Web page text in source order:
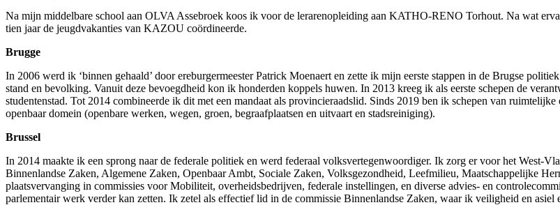
Na mijn middelbare school aan OLVA Assebroek koos ik voor de lerarenopleiding aan KATHO-RENO Torhout. Na wat
tien jaar de jeugdvakanties van KAZOU coördineerde.
Brugge
In 2006 werd ik ‘binnen gehaald’ door ereburgermeester Patrick Moenaert en zette ik mijn eerste stappen in de Brugse
stand en bevolking. Vanuit deze bevoegdheid kon ik honderden koppels huwen. In 2013 kreeg ik als eerste schepen de
studentenstad. Tot 2014 combineerde ik dit met een mandaat als provincieraadslid. Sinds 2019 ben ik schepen van
openbaar domein (openbare werken, wegen, groen, begraafplaatsen en uitvaart en stadsreiniging).
Brussel
In 2014 maakte ik een sprong naar de federale politiek en werd federaal volksvertegenwoordiger. Ik zorg er voor het West-
Binnenlandse Zaken, Algemene Zaken, Openbaar Ambt, Sociale Zaken, Volksgezondheid, Leefmilieu, Maatschappelijke
plaatsvervanging in commissies voor Mobiliteit, overheidsbedrijven, federale instellingen, en diverse advies- en
parlementair werk verder kan zetten. Ik zetel als effectief lid in de commissie Binnenlandse Zaken, waar ik veiligheid en